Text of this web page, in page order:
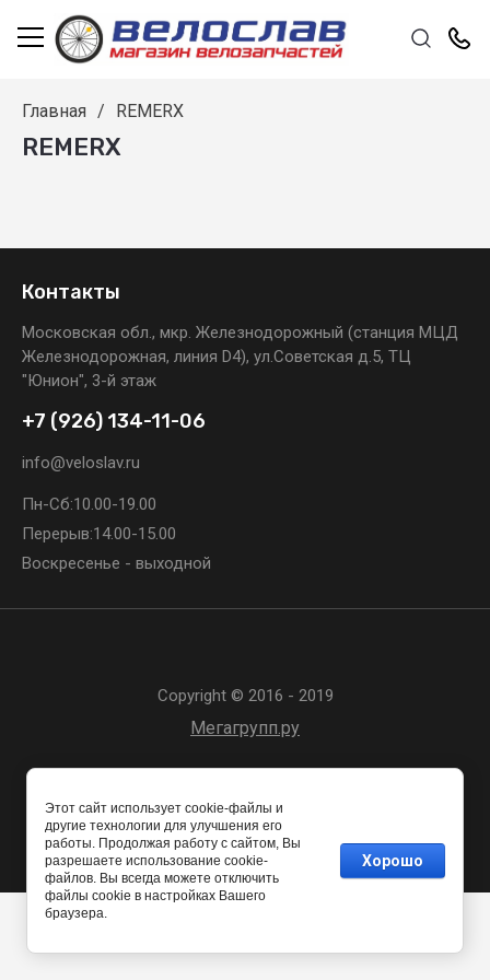
Главная / REMERX
REMERX
Контакты
Московская обл., мкр. Железнодорожный (станция МЦД
Железнодорожная, линия D4), ул.Советская д.5, ТЦ
"Юнион", 3-й этаж
+7 (926) 134-11-06
info@veloslav.ru
Пн-Сб:10.00-19.00
Перерыв:14.00-15.00
Воскресенье - выходной
Copyright © 2016 - 2019
Мегагрупп.ру
Этот сайт использует cookie-файлы и
другие технологии для улучшения его
работы. Продолжая работу с сайтом, Вы
разрешаете использование cookie-
файлов. Вы всегда можете отключить
файлы cookie в настройках Вашего
браузера.
Хорошо